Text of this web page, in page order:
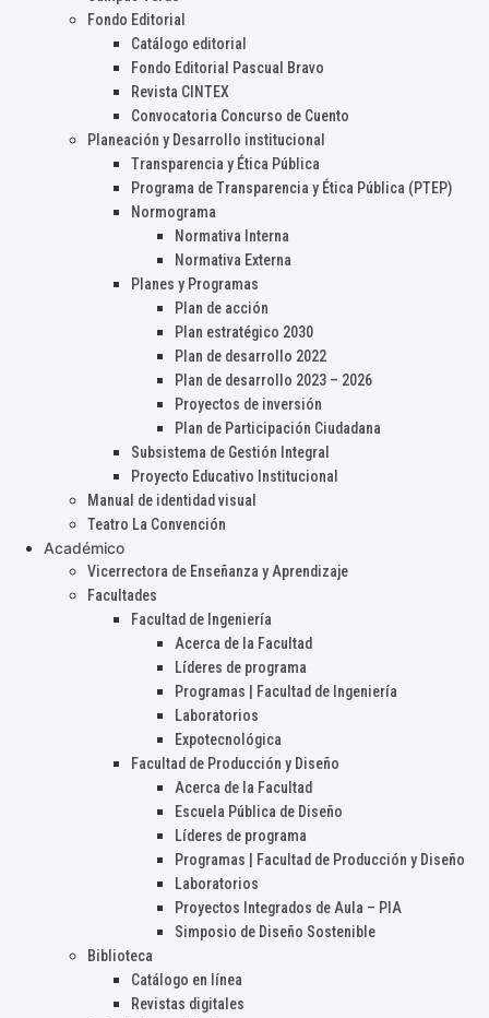
Fondo Editorial
Catálogo editorial
Fondo Editorial Pascual Bravo
Revista CINTEX
Convocatoria Concurso de Cuento
Planeación y Desarrollo institucional
Transparencia y Ética Pública
Programa de Transparencia y Ética Pública (PTEP)
Normograma
Normativa Interna
Normativa Externa
Planes y Programas
Plan de acción
Plan estratégico 2030
Plan de desarrollo 2022
Plan de desarrollo 2023 – 2026
Proyectos de inversión
Plan de Participación Ciudadana
Subsistema de Gestión Integral
Proyecto Educativo Institucional
Manual de identidad visual
Teatro La Convención
Académico
Vicerrectora de Enseñanza y Aprendizaje
Facultades
Facultad de Ingeniería
Acerca de la Facultad
Líderes de programa
Programas | Facultad de Ingeniería
Laboratorios
Expotecnológica
Facultad de Producción y Diseño
Acerca de la Facultad
Escuela Pública de Diseño
Líderes de programa
Programas | Facultad de Producción y Diseño
Laboratorios
Proyectos Integrados de Aula – PIA
Simposio de Diseño Sostenible
Biblioteca
Catálogo en línea
Revistas digitales